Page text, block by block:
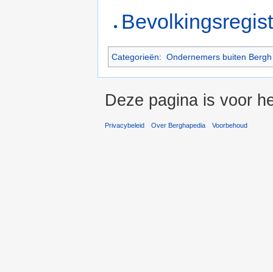
Categorieën: Ondernemers buiten Bergh
Deze pagina is voor
Privacybeleid Over Berghapedia Voorbehoud